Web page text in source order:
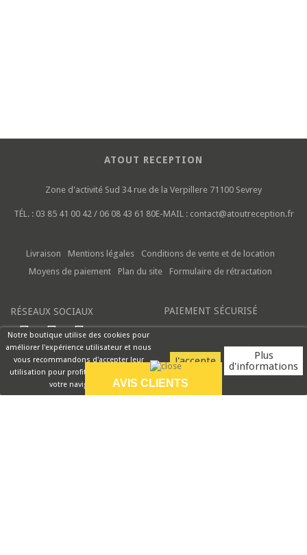
Notre boutique utilise des cookies pour
améliorer l'expérience utilisateur et nous
vous recommandons d'accepter leur
utilisation pour profiter pleinement de
votre navigation.
Plus
d'informations
ATOUT RECEPTION
Zone d'activité Sud 34 rue de la Verpillere 71100 Sevrey
TÉL. : 03 85 41 00 42 / 06 08 43 61 80E-MAIL : contact@atoutreception.fr
Livraison Mentions légales
Conditions de vente et de location
Moyens de paiement
Plan du site Formulaire de rétractation
RÉSEAUX SOCIAUX PAIEMENT SÉCURISÉ
AVIS CLIENTS